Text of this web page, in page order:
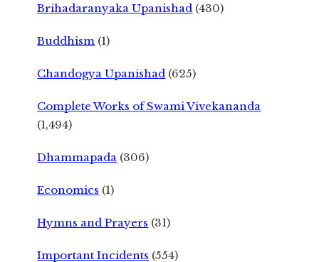
Brihadaranyaka Upanishad (430)
Buddhism (1)
Chandogya Upanishad (625)
Complete Works of Swami Vivekananda
(1,494)
Dhammapada (306)
Economics (1)
Hymns and Prayers (31)
Important Incidents (554)